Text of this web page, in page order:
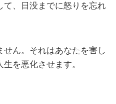
て、日没までに怒りを忘れ
ん。それはあなたを害し
を悪化させます。